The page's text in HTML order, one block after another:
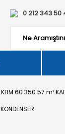
0 212 343 50
KBM 60 350 57 m²